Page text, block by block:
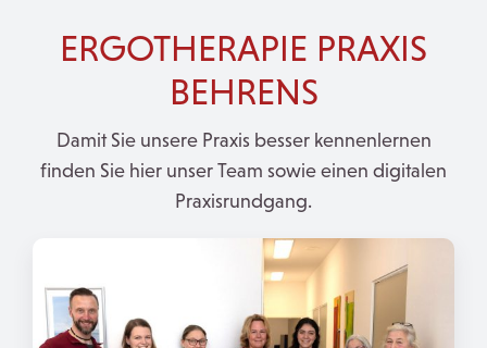
ERGOTHERAPIE PRAXIS
BEHRENS
Damit Sie unsere Praxis besser kennenlernen
finden Sie hier unser Team sowie einen digitalen
Praxisrundgang.